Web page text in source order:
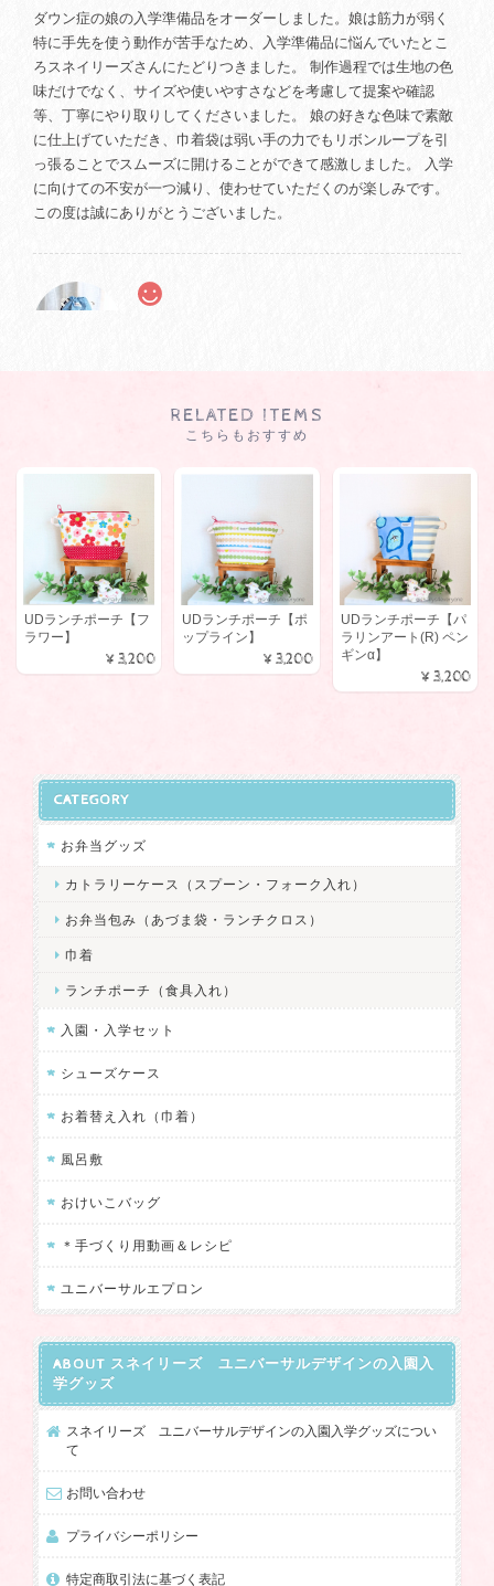
ダウン症の娘の入学準備品をオーダーしました。娘は筋力が弱く
特に手先を使う動作が苦手なため、入学準備品に悩んでいたとこ
ろスネイリーズさんにたどりつきました。 制作過程では生地の色
味だけでなく、サイズや使いやすさなどを考慮して提案や確認
等、丁寧にやり取りしてくださいました。 娘の好きな色味で素敵
に仕上げていただき、巾着袋は弱い手の力でもリボンループを引
っ張ることでスムーズに開けることができて感激しました。 入学
に向けての不安が一つ減り、使わせていただくのが楽しみです。
この度は誠にありがとうございました。
まで素早くかつ丁寧に対応していただき、感謝しています。 年少
もに購入しました。早生まれのため、身の回りのことが周囲より
入れもそうでしたが、生地や製法がしっかりしているため、長く
使えそうです。ありがとうございました。
ハイカット用 シューズケース【受注製作】
2024/09/14
ーズケースが見つからず…。 そんな時たまたま見つけたのがスネ
イリーズさんのこちらのシューズケースでした。 イメージを伝え
ると可愛い配色パターンをいくつか提案してくださり、優柔不断
も良く、母子共に大大大満足です！ この度は丁寧なご対応をして
いただきありがとつございました。 また機会がありましたらよろ
この度は、ご注文を頂きありがとうござ
いました！ お色のリクエストを伺うこと
命を楽しみにしております❤
す。 手先がうまく使えない息子でも、こちらの商品だとチャック
の開閉など一人でできるようになり、とても使いやすいです。 デ
ザインもとても可愛くて、ショップの方の対応も親切です。 息子
は学校の上履き入れ、体操袋、ポーチなど全てこちらのショップ
の商品を利用させてもらっています。 可愛くて使いやすいのでお
長年のご愛顧をありがとうございます。
RELATED ITEMS
こちらもおすすめ
UDランチポーチ【フ
ラワー】
¥3,200
UDランチポーチ【ポ
ップライン】
¥3,200
UDランチポーチ【パ
ラリンアート(R) ペン
ギンα】
¥3,200
CATEGORY
お弁当グッズ
カトラリーケース（スプーン・フォーク入れ）
お弁当包み（あづま袋・ランチクロス）
巾着
ランチポーチ（食具入れ）
入園・入学セット
シューズケース
お着替え入れ（巾着）
風呂敷
おけいこバッグ
＊手づくり用動画＆レシピ
ユニバーサルエプロン
ABOUT スネイリーズ ユニバーサルデザインの入園入
学グッズ
スネイリーズ ユニバーサルデザインの入園入学グッズについ
て
お問い合わせ
プライバシーポリシー
特定商取引法に基づく表記